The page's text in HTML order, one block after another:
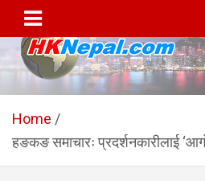
content
HKNepal.com –
सञ्चालित पहिलो
पत्रिका
hknepal, hknepal.com, hk nepal, hk
Home
हङकङ समाचारः प्रदर्शनकारीलाई